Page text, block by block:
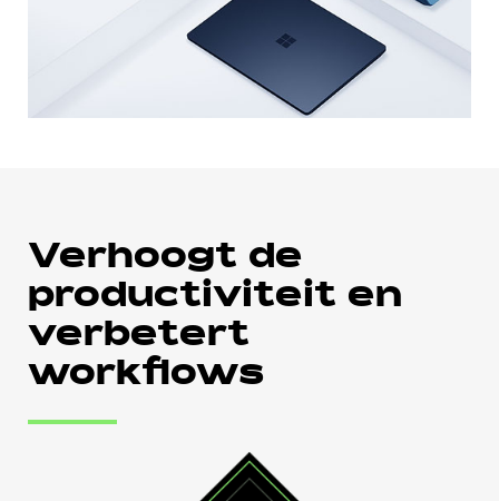
Verhoogt de
productiviteit en
verbetert
workflows